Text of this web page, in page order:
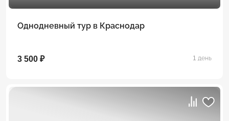
Однодневный тур в Краснодар
3 500 ₽ 1 день